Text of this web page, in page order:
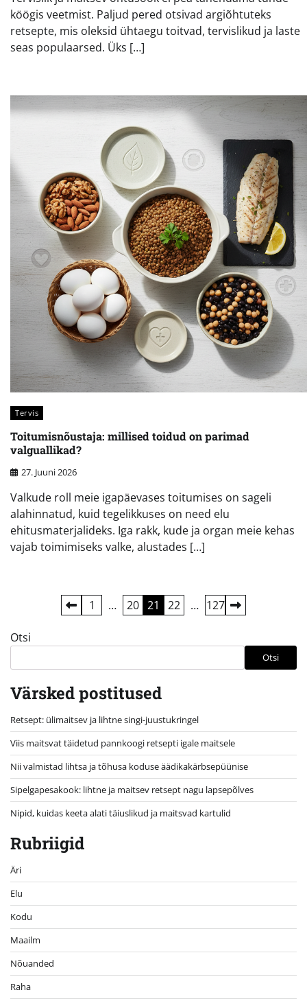
köögis veetmist. Paljud pered otsivad argiõhtuteks
retsepte, mis oleksid ühtaegu toitvad, tervislikud ja laste
seas populaarsed. Üks […]
Tervis
Toitumisnõustaja: millised toidud on parimad
valguallikad?
27. Juuni 2026
Valkude roll meie igapäevases toitumises on sageli
alahinnatud, kuid tegelikkuses on need elu
ehitusmaterjalideks. Iga rakk, kude ja organ meie kehas
vajab toimimiseks valke, alustades […]
Postituste
leheküljendus
1 … 20 21 22 … 127
Otsi
Otsi
Värsked postitused
Retsept: ülimaitsev ja lihtne singi-juustukringel
Viis maitsvat täidetud pannkoogi retsepti igale maitsele
Nii valmistad lihtsa ja tõhusa koduse äädikakärbsepüünise
Sipelgapesakook: lihtne ja maitsev retsept nagu lapsepõlves
Nipid, kuidas keeta alati täiuslikud ja maitsvad kartulid
Rubriigid
Äri
Elu
Kodu
Maailm
Nõuanded
Raha